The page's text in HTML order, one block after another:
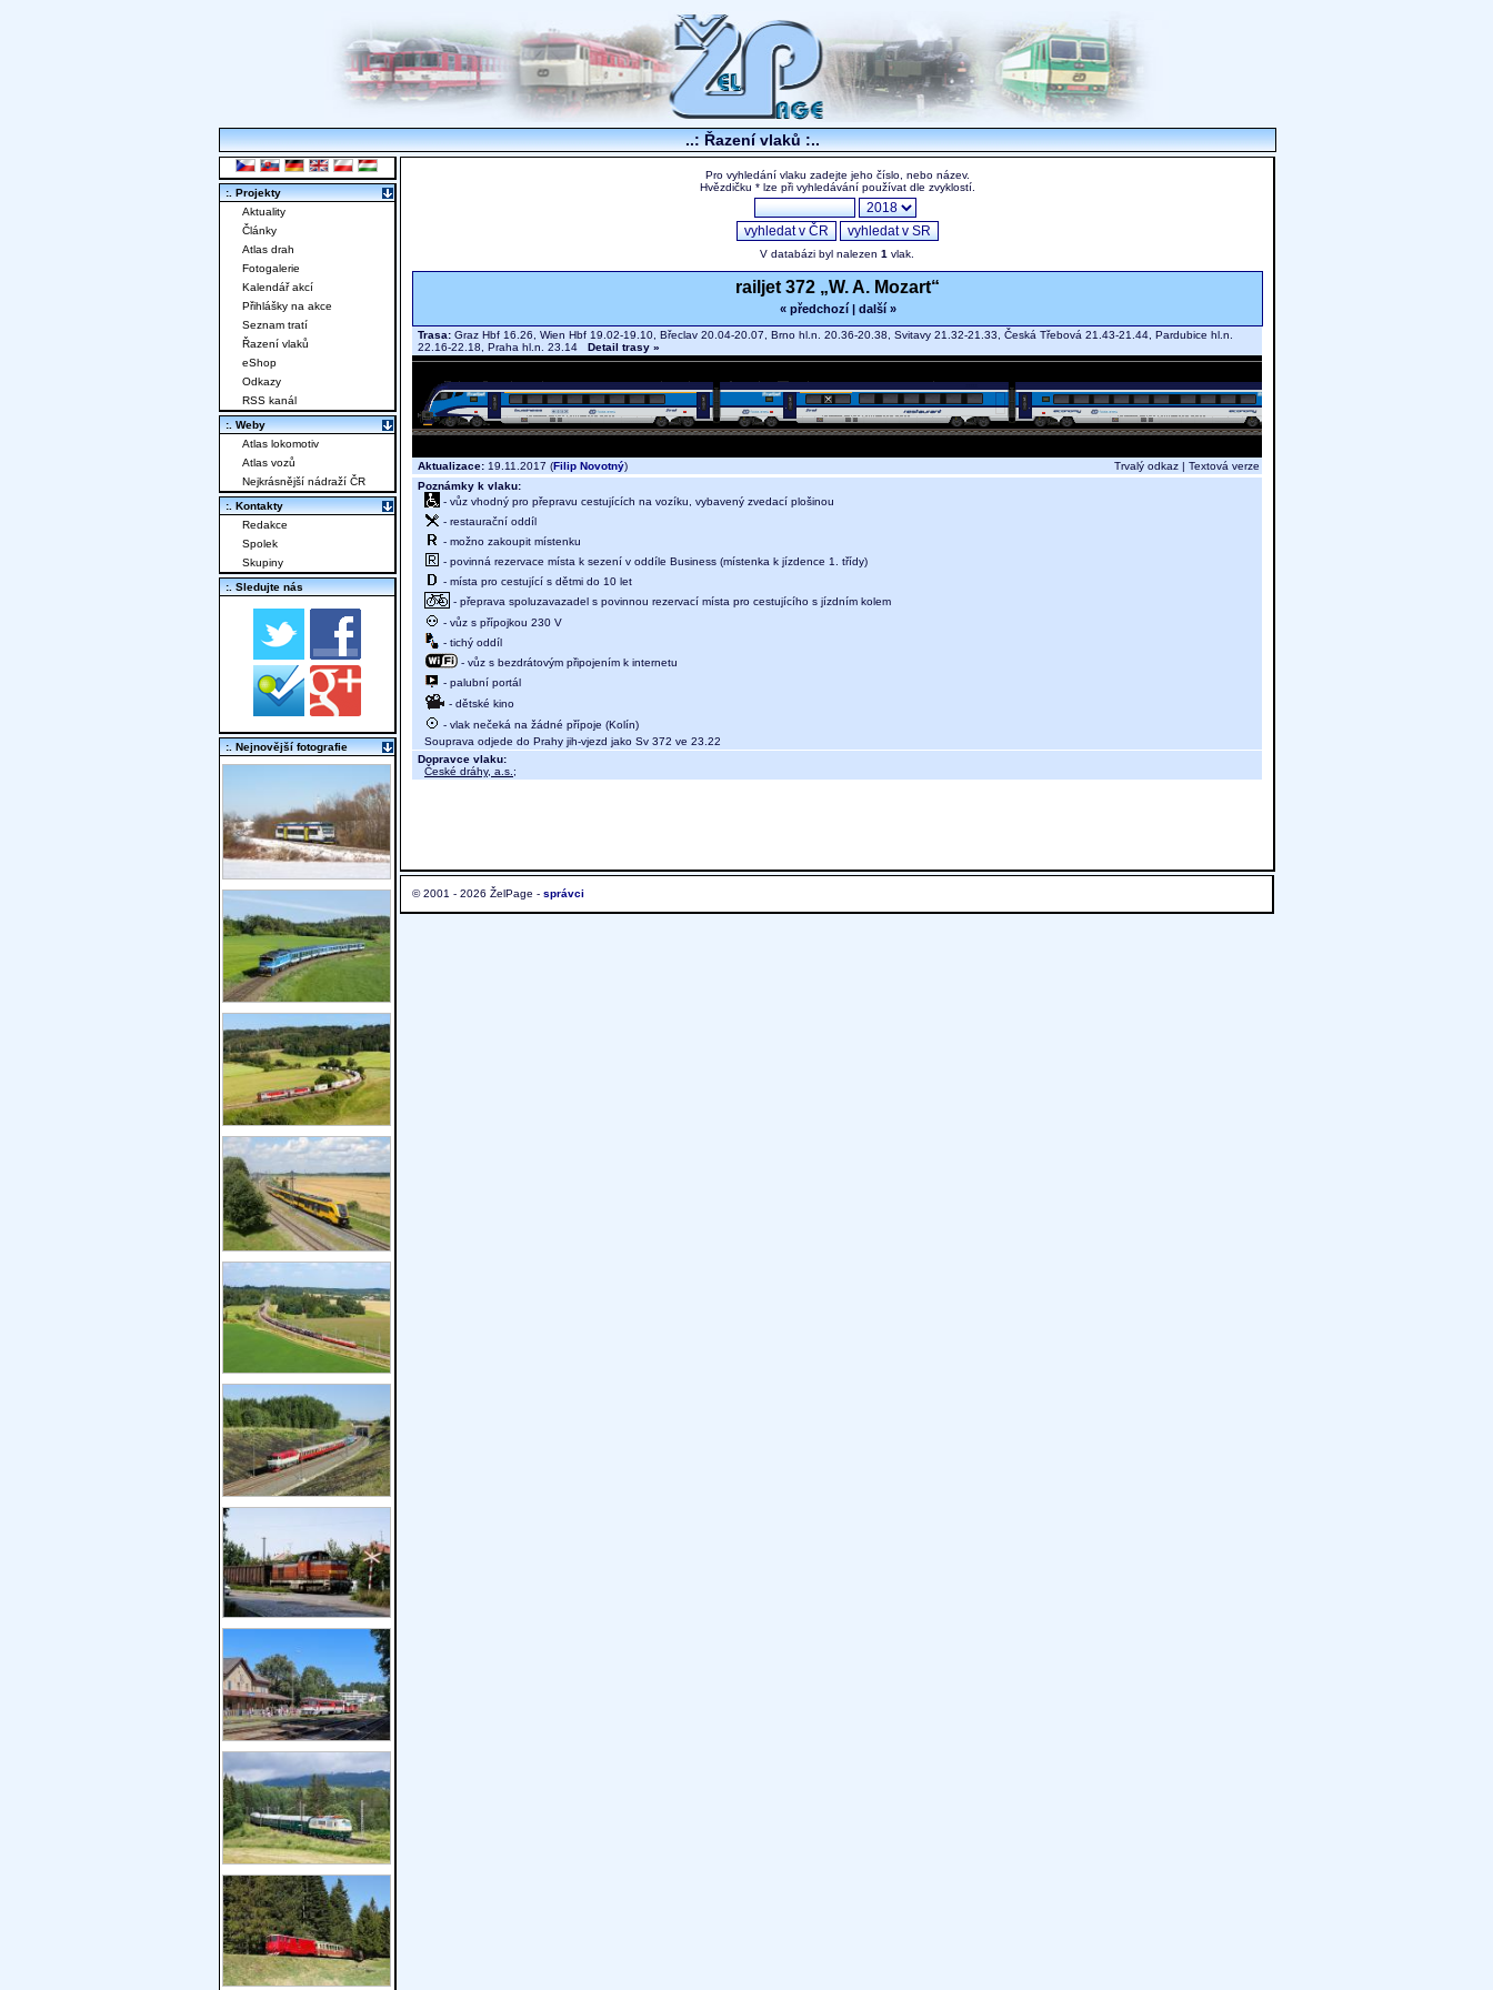
..: Řazení vlaků :..
Pro vyhledání vlaku zadejte jeho číslo, nebo název.
Hvězdičku * lze při vyhledávání používat dle zvyklostí.
V databázi byl nalezen 1 vlak.
railjet 372 „W. A. Mozart“
« předchozí| další »
Trasa: Graz Hbf 16.26, Wien Hbf 19.02-19.10, Břeclav 20.04-20.07, Brno hl.n. 20.36-20.38, Svitavy 21.32-21.33, Česká Třebová 21.43-21.44, Pardubice hl.n.
22.16-22.18, Praha hl.n. 23.14 Detail trasy »
Aktualizace: 19.11.2017 (Filip Novotný) Trvalý odkaz | Textová verze
Poznámky k vlaku:
- vůz vhodný pro přepravu cestujících na vozíku, vybavený zvedací plošinou
- restaurační oddíl
- možno zakoupit místenku
- povinná rezervace místa k sezení v oddíle Business (místenka k jízdence 1. třídy)
- místa pro cestující s dětmi do 10 let
- přeprava spoluzavazadel s povinnou rezervací místa pro cestujícího s jízdním kolem
- vůz s přípojkou 230 V
- tichý oddíl
- vůz s bezdrátovým připojením k internetu
- palubní portál
- dětské kino
- vlak nečeká na žádné přípoje (Kolín)
Souprava odjede do Prahy jih-vjezd jako Sv 372 ve 23.22
Dopravce vlaku:
České dráhy, a.s. ;
© 2001 - 2026 ŽelPage - správci
:. Projekty
Aktuality
Články
Atlas drah
Fotogalerie
Kalendář akcí
Přihlášky na akce
Seznam tratí
Řazení vlaků
eShop
Odkazy
RSS kanál
:. Weby
Atlas lokomotiv
Atlas vozů
Nejkrásnější nádraží ČR
:. Kontakty
Redakce
Spolek
Skupiny
:. Sledujte nás
:. Nejnovější fotografie